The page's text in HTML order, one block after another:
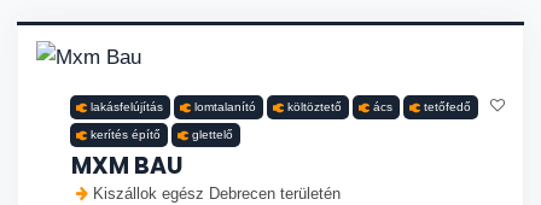
lakásfelújítás lomtalanító költöztető ács tetőfedő
kerítés építő glettelő
MXM BAU
Kiszállok egész Debrecen területén